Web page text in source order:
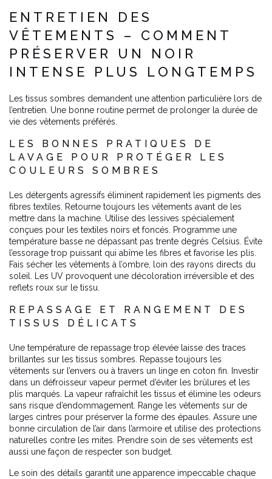
ENTRETIEN DES
VÊTEMENTS – COMMENT
PRÉSERVER UN NOIR
INTENSE PLUS LONGTEMPS
Les tissus sombres demandent une attention particulière lors de
l’entretien. Une bonne routine permet de prolonger la durée de
vie des vêtements préférés.
LES BONNES PRATIQUES DE
LAVAGE POUR PROTÉGER LES
COULEURS SOMBRES
Les détergents agressifs éliminent rapidement les pigments des
fibres textiles. Retourne toujours les vêtements avant de les
mettre dans la machine. Utilise des lessives spécialement
conçues pour les textiles noirs et foncés. Programme une
température basse ne dépassant pas trente degrés Celsius. Évite
l’essorage trop puissant qui abîme les fibres et favorise les plis.
Fais sécher les vêtements à l’ombre, loin des rayons directs du
soleil. Les UV provoquent une décoloration irréversible et des
reflets roux sur le tissu.
REPASSAGE ET RANGEMENT DES
TISSUS DÉLICATS
Une température de repassage trop élevée laisse des traces
brillantes sur les tissus sombres. Repasse toujours les
vêtements sur l’envers ou à travers un linge en coton fin. Investir
dans un défroisseur vapeur permet d’éviter les brûlures et les
plis marqués. La vapeur rafraîchit les tissus et élimine les odeurs
sans risque d’endommagement. Range les vêtements sur de
larges cintres pour préserver la forme des épaules. Assure une
bonne circulation de l’air dans l’armoire et utilise des protections
naturelles contre les mites. Prendre soin de ses vêtements est
aussi une façon de respecter son budget.
Le soin des détails garantit une apparence impeccable chaque